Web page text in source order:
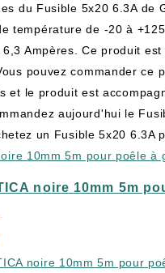
du Fusible 5x20 6.3A de
température de -20 à
6,3 Ampères. Ce produit
pouvez commander ce
et le produit est
aujourd'hui le
un Fusible 5x20 6.3A
noire 10mm 5m